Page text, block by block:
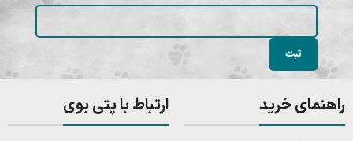
راهنمای خرید ارتباط با پتی بوی